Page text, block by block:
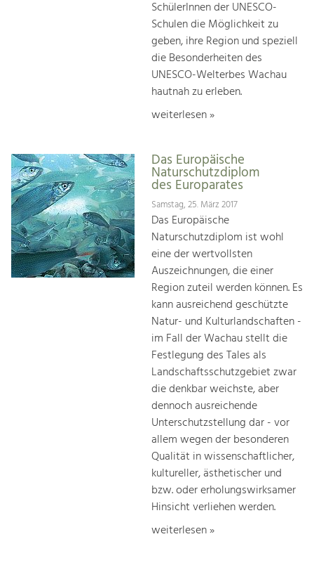
SchülerInnen der UNESCO-
Schulen die Möglichkeit zu
geben, ihre Region und speziell
die Besonderheiten des
UNESCO-Welterbes Wachau
hautnah zu erleben.
weiterlesen »
Das Europäische
Naturschutzdiplom
des Europarates
Samstag, 25. März 2017
Das Europäische
Naturschutzdiplom ist wohl
eine der wertvollsten
Auszeichnungen, die einer
Region zuteil werden können. Es
kann ausreichend geschützte
Natur- und Kulturlandschaften -
im Fall der Wachau stellt die
Festlegung des Tales als
Landschaftsschutzgebiet zwar
die denkbar weichste, aber
dennoch ausreichende
Unterschutzstellung dar - vor
allem wegen der besonderen
Qualität in wissenschaftlicher,
kultureller, ästhetischer und
bzw. oder erholungswirksamer
Hinsicht verliehen werden.
weiterlesen »